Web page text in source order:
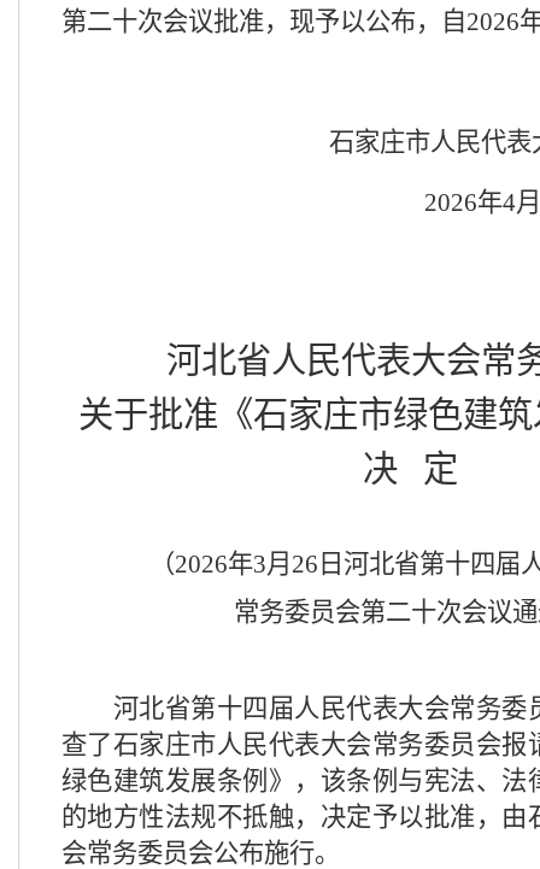
第二十次会议批准，现予以公布，
自2026
石家庄市人民代表
2026年4月
河北省人民代表大会常
关于批准《石家庄市绿色建
决
定
（2026年3月 26 日河北省第十四届
常务委员会第二十次会议
河北省第十四届人民代表大会常务委
查了石家庄市人民代表大会常务委员会报
绿色建筑发展条例 》，该条例 与宪法、法
的地方性法规不抵触，决定予以批准，由
会常务委员会公布施行。